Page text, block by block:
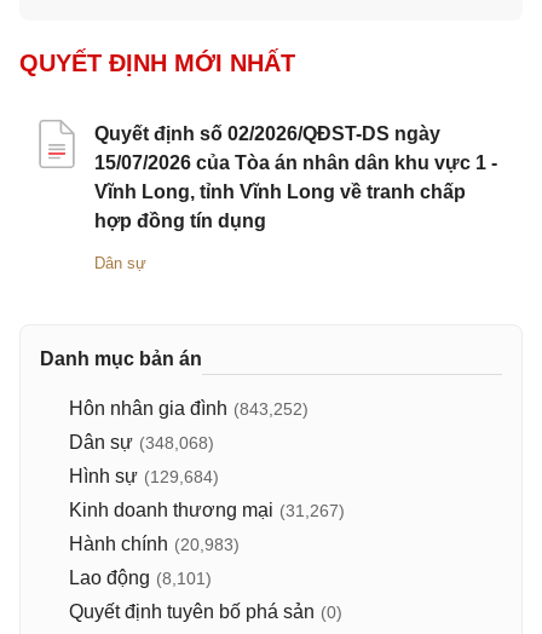
QUYẾT ĐỊNH MỚI NHẤT
Quyết định số 02/2026/QĐST-DS ngày
15/07/2026 của Tòa án nhân dân khu vực 1 -
Vĩnh Long, tỉnh Vĩnh Long về tranh chấp
hợp đồng tín dụng
Dân sự
Danh mục bản án
Hôn nhân gia đình (843,252)
Dân sự (348,068)
Hình sự (129,684)
Kinh doanh thương mại (31,267)
Hành chính (20,983)
Lao động (8,101)
Quyết định tuyên bố phá sản (0)